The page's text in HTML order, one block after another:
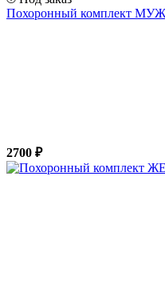
Похоронный комплект
2700 ₽